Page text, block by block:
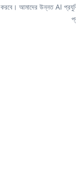
করবে। আমাদের উন্নত AI